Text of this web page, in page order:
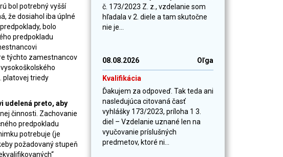
bol potrebný vyšší
že dosiahol iba úplné
bolo
predpokladu
týchto zamestnancov
platovej triedy
udelená preto, aby
činnosti. Zachovanie
predpokladu
potrebuje (je
požadovaný stupeň
č. 173/2023 Z. z., vzdelanie som
hľadala v 2. diele a tam skutočne
nie je...
08.08.2026 Oľga
Kvalifikácia
Ďakujem za odpoveď. Tak teda ani
nasledujúca citovaná časť
vyhlášky 173/2023, príloha 1 3.
diel – Vzdelanie uznané len na
vyučovanie príslušných
predmetov, ktoré ni...